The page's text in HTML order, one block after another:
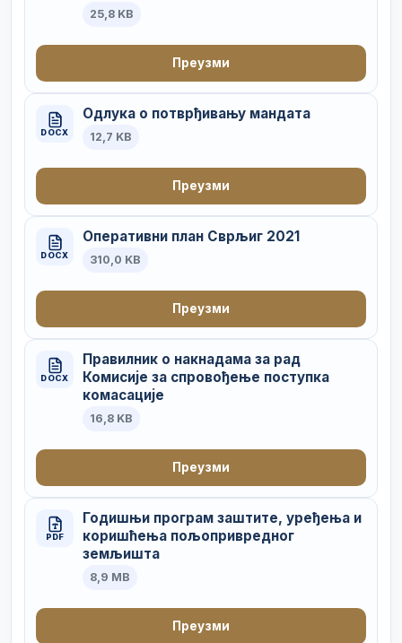
25,8 KB
Преузми
DOCX
Одлука о потврђивању мандата
12,7 KB
Преузми
DOCX
Оперативни план Сврљиг 2021
310,0 KB
Преузми
DOCX
Правилник о накнадама за рад
Комисије за спровођење поступка
комасације
16,8 KB
Преузми
PDF
Годишњи програм заштите, уређења и
коришћења пољопривредног
земљишта
8,9 MB
Преузми